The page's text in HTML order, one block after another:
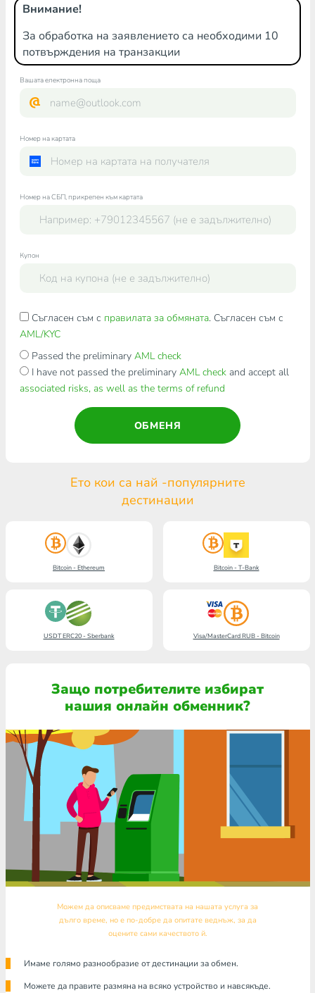
Внимание!
За обработка на заявлението са необходими 10
потвърждения на транзакции
Вашата електронна поща
Номер на картата
Номер на СБП, прикрепен към картата
Купон
Съгласен съм с правилата за обмяната. Съгласен съм с
AML/KYC
Passed the preliminary AML check
I have not passed the preliminary AML checkand accept all
associated risks, as well as the terms of refund
ОБМЕНЯ
Ето кои са най -популярните
дестинации
Bitcoin - Ethereum Bitcoin - T-Bank
USDT ERC20 - Sberbank Visa/MasterCard RUB - Bitcoin
Защо потребителите избират
нашия онлайн обменник?
Можем да описваме предимствата на нашата услуга за
дълго време, но е по-добре да опитате веднъж, за да
оцените сами качеството й.
Имаме голямо разнообразие от дестинации за обмен.
Можете да правите размяна на всяко устройство и навсякъде.